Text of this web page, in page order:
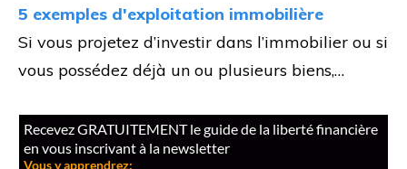
5 exemples d'exploitation immobilière
Si vous projetez d’investir dans l’immobilier ou si
vous possédez déjà un ou plusieurs biens,…